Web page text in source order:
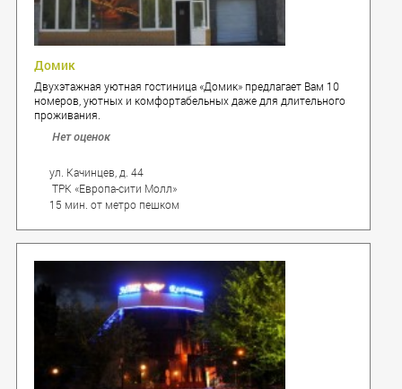
Домик
Двухэтажная уютная гостиница «Домик» предлагает Вам 10
номеров, уютных и комфортабельных даже для длительного
проживания.
Нет оценок
ул. Качинцев, д. 44
ТРК «Европа-сити Молл»
15 мин. от метро пешком